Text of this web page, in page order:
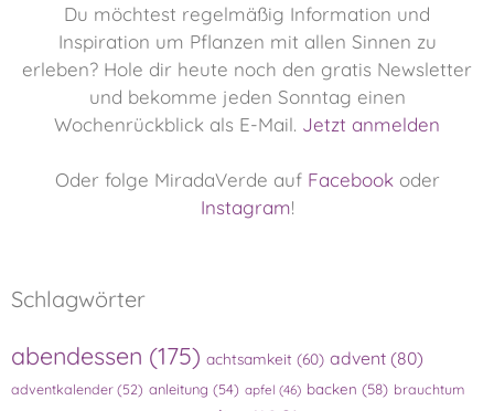
Du möchtest regelmäßig Information und
Inspiration um Pflanzen mit allen Sinnen zu
erleben? Hole dir heute noch den gratis Newsletter
und bekomme jeden Sonntag einen
Wochenrückblick als E-Mail. Jetzt anmelden
Oder folge MiradaVerde auf Facebook oder
Instagram!
Schlagwörter
abendessen (175) achtsamkeit (60) advent (80)
adventkalender(52) anleitung (54) apfel (46) backen (58) brauchtum